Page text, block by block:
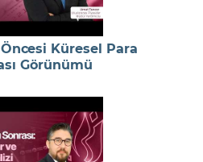
Küresel Para
Görünümü